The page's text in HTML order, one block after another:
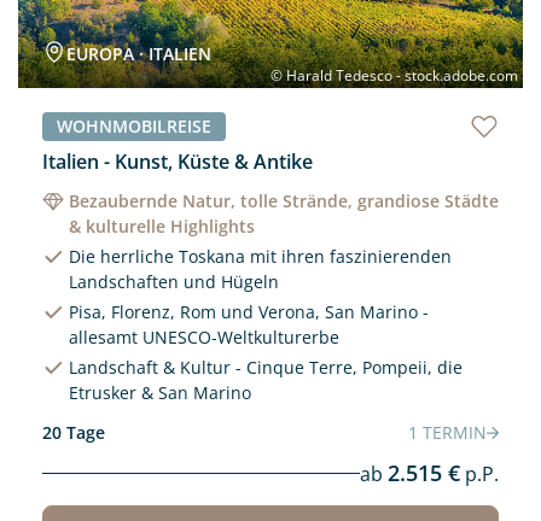
© Harald Tedesco - stock.adobe.com
EUROPA · ITALIEN
WOHNMOBILREISE
Italien - Kunst, Küste & Antike
Bezaubernde Natur, tolle Strände, grandiose Städte
& kulturelle Highlights
Die herrliche Toskana mit ihren faszinierenden
Landschaften und Hügeln
Pisa, Florenz, Rom und Verona, San Marino -
allesamt UNESCO-Weltkulturerbe
Landschaft & Kultur - Cinque Terre, Pompeii, die
Etrusker & San Marino
20 Tage
1 TERMIN
ab 2.515 € p.P.